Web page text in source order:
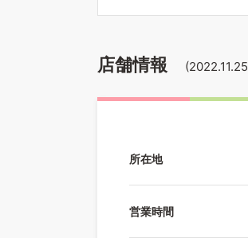
店舗情報 (2022.11.25
所在地
営業時間